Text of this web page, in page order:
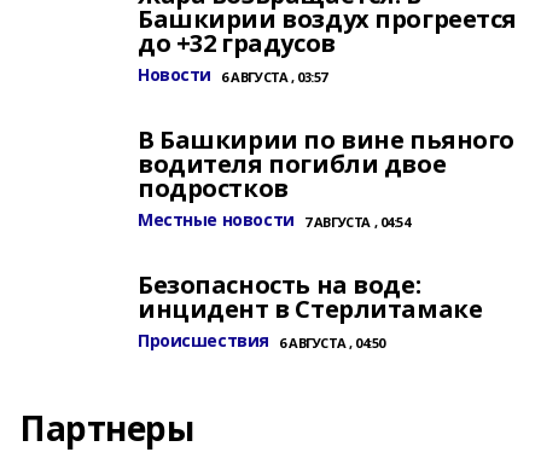
Башкирии воздух прогреется
до +32 градусов
Новости 6 АВГУСТА , 03:57
В Башкирии по вине пьяного
водителя погибли двое
подростков
Местные новости 7 АВГУСТА , 04:54
Безопасность на воде:
инцидент в Стерлитамаке
Происшествия 6 АВГУСТА , 04:50
Партнеры